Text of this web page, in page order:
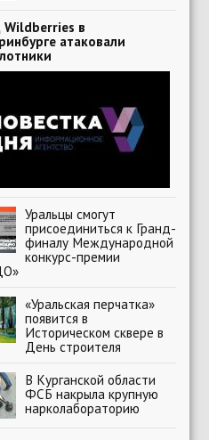
Wildberries в
атаковали
Уральцы смогут
присоединиться к Гранд-
финалу Международной
конкурс-премии
«Уральская перчатка»
появится в
Историческом сквере в
День строителя
В Курганской области
ФСБ накрыла крупную
нарколабораторию